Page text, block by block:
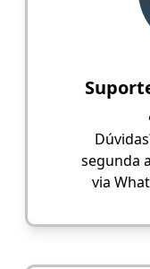
segunda
via